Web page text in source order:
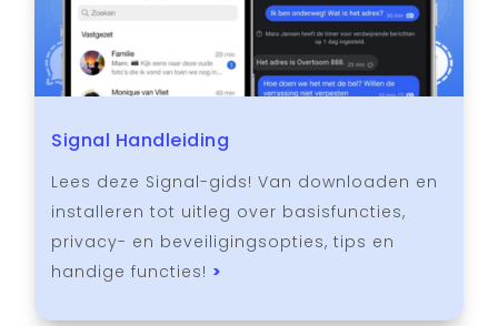
Signal Handleiding
Lees deze Signal-gids! Van downloaden en
installeren tot uitleg over basisfuncties,
privacy- en beveiligingsopties, tips en
handige functies! >